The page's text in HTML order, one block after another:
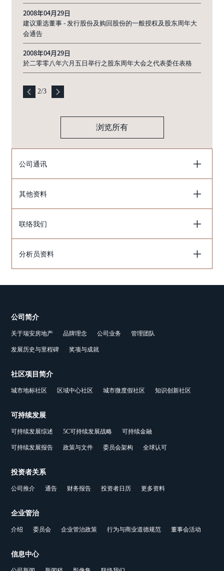
2008年04月29日
建议重选董事 - 发行股份及购回股份的一般授权及股东周年大
会通告
2008年04月29日
於二零零八年六月五日举行之股东周年大会之代表委任表格
2/3
浏览所有
公司通讯
其他资料
联络我们
分析员资料
公司简介
关于瑞安房地产 品牌理念 公司业务 管理团队
发展历史与里程碑 奖项与成就
社区项目简介
城市地标社区 区域中心社区 城市微度假社区 知识创新社区
可持续发展
可持续发展综述 5C可持续发展战略 可持续金融
可持续发展报告 政策与文件 委员会架构 全球认可
投资者关系
公司推介 通告 财务报告 投资者日历 更多资料
企业管治
介绍 委员会 企业管治政策 行为与商业道德规范 董事会活动
信息中心